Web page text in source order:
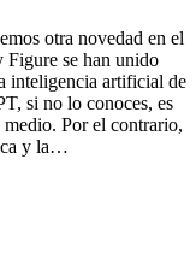
otra novedad en el
se han unido
inteligencia artificial de
si no lo conoces, es
Por el contrario,
y la…